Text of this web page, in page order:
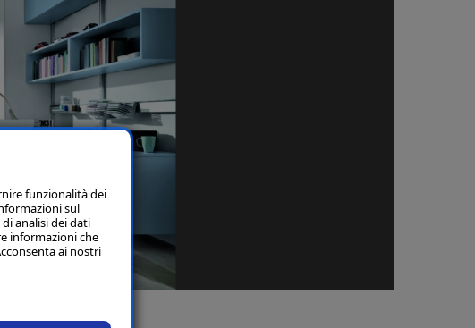
funzionalità dei
sul
analisi dei dati
informazioni che
ai nostri